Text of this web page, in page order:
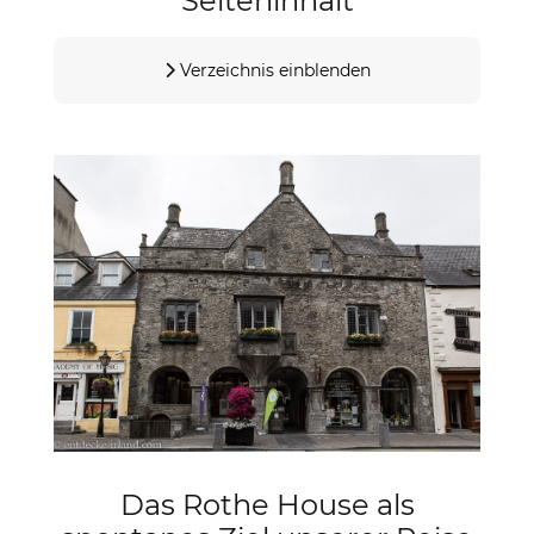
Verzeichnis einblenden
Das Rothe House als